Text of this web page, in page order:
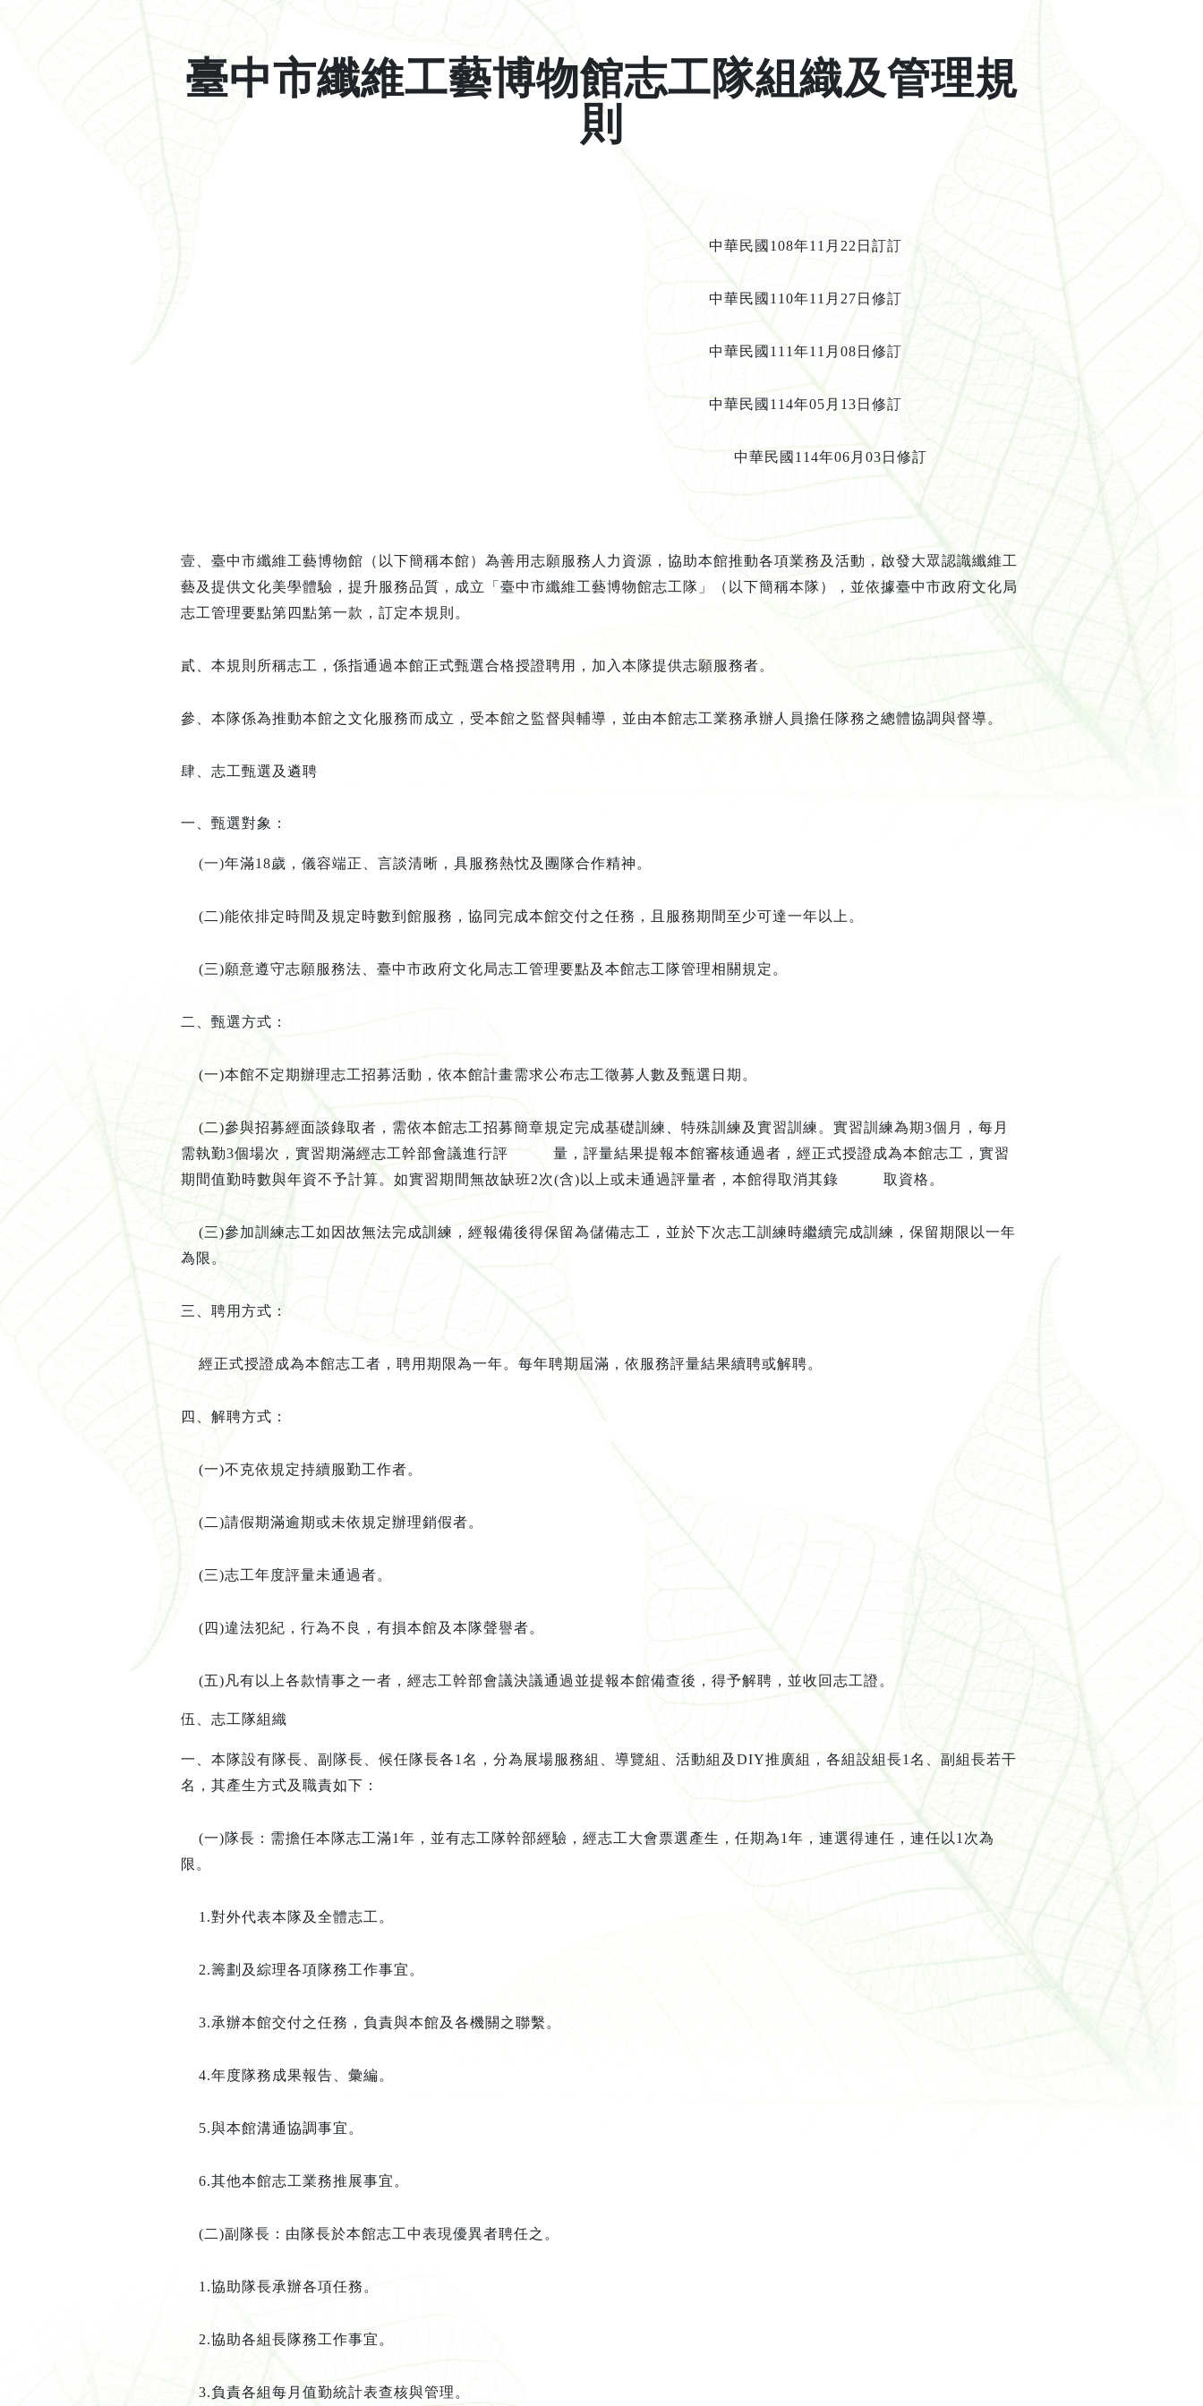
臺中市纖維工藝博物館志工隊組織及管理規
則
中華民國 108年11 月 22 日訂 訂
中華民國 110年11 月 27 日修訂
中華民國 111年11 月 08 日修訂
中華民國 114年05月 13 日修訂
中華民國 114年06月 03 日修訂
壹、臺中市纖維工藝博物館（以下簡稱本館）為善用志願服務人力資源，協助本館推動各項業務及活動，啟發大眾認識纖維工
藝及提供文化美學體驗，提升服務品質，成立「臺中市纖維工藝博物館志工隊」（以下簡稱本隊），並依據臺中市政府文化局
志工管理要點第四點第一款，訂定本規則。
貳、 本規則所稱志工，係指通過本館正式甄選合格授證聘用，加入本隊提供志願服務者。
參、 本隊係為推動本館之文化服務而成立，受本館之監督與輔導，並由本館志工業務承辦人員擔任隊務之總體協調與督導。
肆、志工甄選及遴聘
一、甄選對象：
(一)年滿18歲，儀容端正、言談清晰，具服務熱忱及團隊合作精神。
(二)能依排定時間及規定時數到館服務，協同完成本館交付之任務，且服務期間至少可達一年以上。
(三)願意遵守志願服務法、臺中市政府文化局志工管理要點及本館志工隊管理相關規定。
二、甄選方式 ：
(一)本館不定期辦理志工招募活動，依本館計畫需求公布志工徵募人數及甄選日期。
(二)參與招募經面談錄取者，需依本館志工招募簡章規定完成基礎訓練、特殊訓練及實習訓練。實習訓練為期3個月，每月
需執勤3個場次，實習期滿經志工幹部會議進行評 量，評量結果提報本館審核通過者，經正式授證成為本館志工，實習
期間值勤時數與年資不予計算。如實習期間無故缺班2次(含)以上或未通過評量者，本館得取消其錄 取資格。
(三)參加訓練志工如因故無法完成訓練，經報備後得保留為儲備志工，並於下次志工訓練時繼續完成訓練，保留期限以一年
為限。
三、聘用方式：
經正式授證成為本館志工者，聘用期限為一年。每年聘期屆滿，依服務評量結果續聘或解聘。
四、解聘方式 ：
(一)不克依規定持續服勤工作者。
(二)請假期滿逾期或未依規定辦理銷假者。
(三)志工年度評量未通過者。
( 四)違法犯紀，行為不良，有損本館及本隊聲譽者。
(五)凡有以上各款情事之一者， 經志工幹部會議決議通過並提報本館備查後，得予解聘，並收回志工證。
伍、志工隊組織
一、 本隊設有隊長、副隊長、候任隊長各1名，分為展場服務組、導覽組、活動組及 DIY推廣組，各組設組長1名、副組長若干
名，其產生方式及職責如下 ：
(一)隊長 ： 需擔任本隊志工滿1年，並有志工隊幹部經驗，經志工大會票選產生，任期為1年，連選得連任，連任以1次為
限。
1.對外代表本隊及全體志工。
2.籌劃及綜理各項隊務工作事宜。
3.承辦本館交付之任務，負責與本館及各機關之聯繫。
4.年度隊務成果報告、彙編。
5.與本館溝通協調事宜。
6.其他本館志工業務推展事宜。
(二)副隊長 ： 由隊長於本館志工中表現優異者聘任之。
1.協助隊長承辦各項任務。
2.協助各組長隊務工作事宜。
3.負責各組每月值勤統計表查核與管理。